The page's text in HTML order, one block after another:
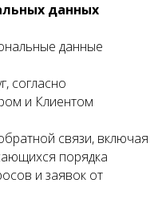
данных
данные
согласно
и Клиентом
связи, включая
порядка
и заявок от